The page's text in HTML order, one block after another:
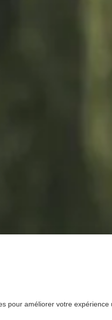
pour améliorer votre